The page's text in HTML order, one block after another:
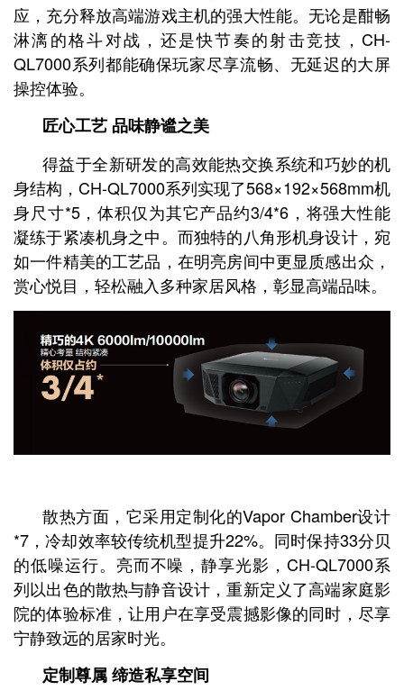
应，充分释放高端游戏主机的强大性能。无论是酣畅
淋漓的格斗对战，还是快节奏的射击竞技，CH-
QL7000系列都能确保玩家尽享流畅、无延迟的大屏
操控体验。
匠心工艺 品味静谧之美
得益于全新研发的高效能热交换系统和巧妙的机
身结构，CH-QL7000系列实现了568×192×568mm机
身尺寸*5，体积仅为其它产品约3/4*6，将强大性能
凝练于紧凑机身之中。而独特的八角形机身设计，宛
如一件精美的工艺品，在明亮房间中更显质感出众，
赏心悦目，轻松融入多种家居风格，彰显高端品味。
散热方面，它采用定制化的Vapor Chamber设计
*7，冷却效率较传统机型提升22%。同时保持33分贝
的低噪运行。亮而不噪，静享光影，CH-QL7000系
列以出色的散热与静音设计，重新定义了高端家庭影
院的体验标准，让用户在享受震撼影像的同时，尽享
宁静致远的居家时光。
定制尊属 缔造私享空间